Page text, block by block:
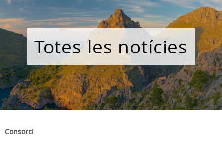
Totes les notícies
Consorci